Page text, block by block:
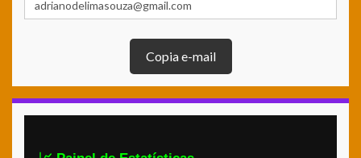
Copia e-mail